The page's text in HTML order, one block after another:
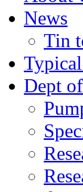
News
Tin
Dept